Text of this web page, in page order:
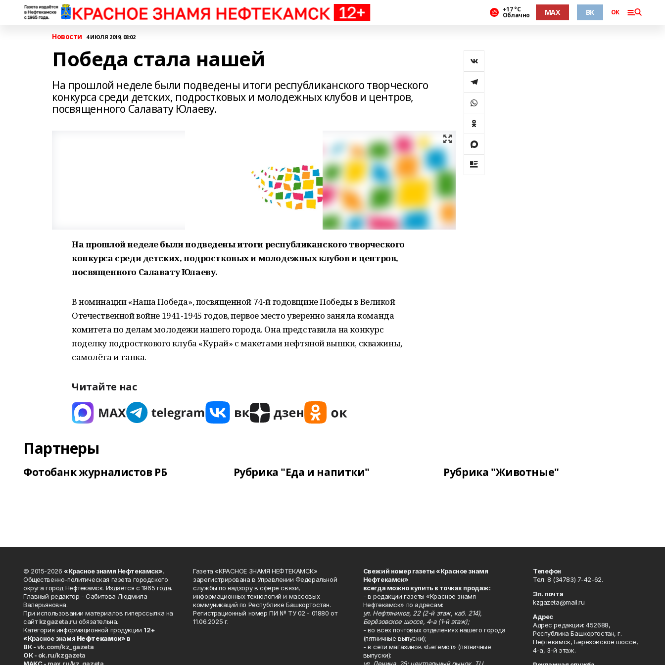
+17 °С
Облачно MAX ВК ОК
Новости 4 ИЮЛЯ 2019, 08:02
Победа стала нашей
На прошлой неделе были подведены итоги республиканского творческого
конкурса среди детских, подростковых и молодежных клубов и центров,
посвященного Салавату Юлаеву.
На прошлой неделе были подведены итоги республиканского творческого
конкурса среди детских, подростковых и молодежных клубов и центров,
посвященного Салавату Юлаеву.
В номинации «Наша Победа», посвященной 74-й годовщине Победы в Великой
Отечественной войне 1941-1945 годов, первое место уверенно заняла команда
комитета по делам молодежи нашего города. Она представила на конкурс
поделку подросткового клуба «Курай» с макетами нефтяной вышки, скважины,
самолёта и танка.
Читайте нас
Партнеры
Фотобанк журналистов РБ Рубрика "Еда и напитки" Рубрика "Животные"
© 2015-2026 «Красное знамя Нефтекамск».
Общественно-политическая газета городского
округа город Нефтекамск. Издаётся с 1965 года.
Главный редактор - Сабитова Людмила
Валерьяновна.
При использовании материалов гиперссылка на
сайтkzgazeta.ru обязательна.
Категория информационной продукции 12+
«Красное знамя Нефтекамск» в
ВК -vk.com/kz_gazeta
ОК - ok.ru/kzgazeta
Газета «КРАСНОЕ ЗНАМЯ НЕФТЕКАМСК»
зарегистрирована в Управлении Федеральной
службы по надзору в сфере связи,
информационных технологий и массовых
коммуникаций по Республике Башкортостан.
Регистрационный номер ПИ № ТУ 02 - 01880 от
11.06.2025 г.
Свежий номер газеты «Красное знамя
Нефтекамск»
всегда можно купить в точках продаж:
- в редакции газеты «Красное знамя
Нефтекамск» по адресам:
ул. Нефтяников, 22 (2-й этаж, каб. 214),
Берёзовское шоссе, 4-а (1-й этаж);
- во всех почтовых отделениях нашего города
(пятничные выпуски);
- в сети магазинов «Бегемот» (пятничные
выпуски):
Телефон
Тел. 8 (34783) 7-42-62.
Эл. почта
kzgazeta@mail.ru
Адрес
Адрес редакции: 452688,
Республика Башкортостан, г.
Нефтекамск, Берёзовское шоссе,
4-а, 3-й этаж.